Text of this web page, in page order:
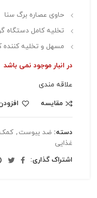
حاوی عصاره برگ سنا
تخلیه کامل دستگاه
مسهل و تخلیه کننده
در انبار موجود نمی باشد
علاقه مندی
مقایسه
دسته: ضد يبوست , کمک
غذایی
اشتراک گذاری: